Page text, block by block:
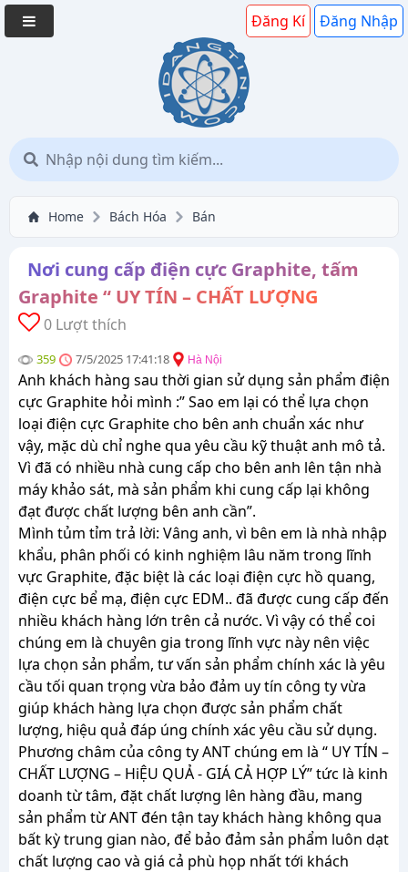
Đăng Kí Đăng Nhập
Home Bách Hóa Bán
Nơi cung cấp điện cực Graphite, tấm
Graphite “ UY TÍN – CHẤT LƯỢNG
0 Lượt thích
359 7/5/2025 17:41:18 Hà Nội
Anh khách hàng sau thời gian sử dụng sản phẩm điện
cực Graphite hỏi mình :” Sao em lại có thể lựa chọn
loại điện cực Graphite cho bên anh chuẩn xác như
vậy, mặc dù chỉ nghe qua yêu cầu kỹ thuật anh mô tả.
Vì đã có nhiều nhà cung cấp cho bên anh lên tận nhà
máy khảo sát, mà sản phẩm khi cung cấp lại không
đạt được chất lượng bên anh cần”.
Mình tủm tỉm trả lời: Vâng anh, vì bên em là nhà nhập
khẩu, phân phối có kinh nghiệm lâu năm trong lĩnh
vực Graphite, đặc biệt là các loại điện cực hồ quang,
điện cực bể mạ, điện cực EDM.. đã được cung cấp đến
nhiều khách hàng lớn trên cả nước. Vì vậy có thể coi
chúng em là chuyên gia trong lĩnh vực này nên việc
lựa chọn sản phẩm, tư vấn sản phẩm chính xác là yêu
cầu tối quan trọng vừa bảo đảm uy tín công ty vừa
giúp khách hàng lựa chọn được sản phẩm chất
lượng, hiệu quả đáp úng chính xác yêu cầu sử dụng.
Phương châm của công ty ANT chúng em là “ UY TÍN –
CHẤT LƯỢNG – HiỆU QUẢ - GIÁ CẢ HỢP LÝ” tức là kinh
doanh từ tâm, đặt chất lượng lên hàng đầu, mang
sản phẩm từ ANT đén tận tay khách hàng không qua
bất kỳ trung gian nào, để bảo đảm sản phẩm luôn dạt
chất lượng cao và giá cả phù họp nhất tới khách